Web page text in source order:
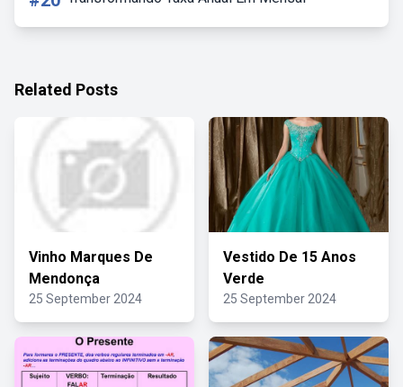
Related Posts
Vinho Marques De
Mendonça
25 September 2024
Vestido De 15 Anos
Verde
25 September 2024